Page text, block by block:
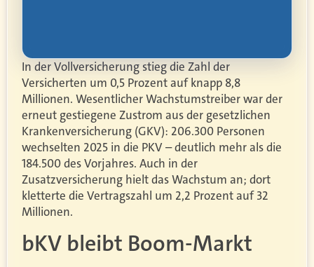
In der Vollversicherung stieg die Zahl der
Versicherten um 0,5 Prozent auf knapp 8,8
Millionen. Wesentlicher Wachstumstreiber war der
erneut gestiegene Zustrom aus der gesetzlichen
Krankenversicherung (GKV): 206.300 Personen
wechselten 2025 in die PKV – deutlich mehr als die
184.500 des Vorjahres. Auch in der
Zusatzversicherung hielt das Wachstum an; dort
kletterte die Vertragszahl um 2,2 Prozent auf 32
Millionen.
bKV bleibt Boom-Markt